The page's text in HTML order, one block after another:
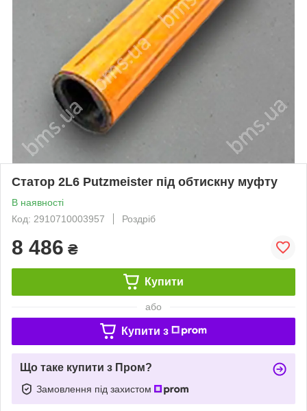
Статор 2L6 Putzmeister під обтискну муфту
В наявності
Код: 2910710003957
Роздріб
8 486 ₴
Купити
або
Купити з
Що таке купити з Пром?
Замовлення під захистом